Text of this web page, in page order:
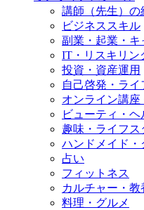
講師（先生）の
ビジネススキル
副業・起業・キ
IT・リスキリン
投資・資産運用
自己啓発・ライ
オンライン講
ビューティ・ヘ
趣味・ライフス
ハンドメイド
占い
フィットネス
カルチャー・教
料理・グルメ